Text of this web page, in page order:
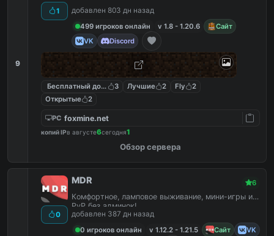
9
1
добавлен 803 дн назад
499 игроков онлайн
v 1.8 - 1.20.6
Сайт
VK
Discord
Бесплатный донат 3 Лучшие 2 Fly
2
Открытые
2
PC foxmine.net
копий IPв августе6сегодня1
Обзор сервера
0
MDR 6
Комфортное, ламповое выживание, мини-игры и
PvP без админок!
добавлен 387 дн назад
0 игроков онлайн
v 1.12.2 - 1.21.5 Сайт
VK